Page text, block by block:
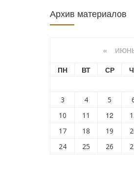
Архив материалов
«
ПН ВТ СР
3
4 5
10 11 12
17 18 19
24
25 26